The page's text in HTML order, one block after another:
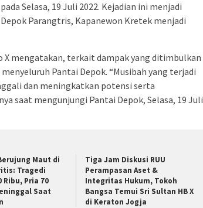
Selasa, 19 Juli 2022. Kejadian ini menjadi
Parangtris, Kapanewon Kretek menjadi
X mengatakan, terkait dampak yang ditimbulkan
Pantai Depok. “Musibah yang terjadi
dan meningkatkan potensi serta
saat mengunjungi Pantai Depok, Selasa, 19 Juli
Maut di
Tragedi
Ribu, Pria 70
Saat
Tiga Jam Diskusi RUU
Perampasan Aset &
Integritas Hukum, Tokoh
Bangsa Temui Sri Sultan HB X
di Keraton Jogja